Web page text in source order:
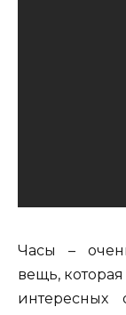
Часы –
вещь,
интересных